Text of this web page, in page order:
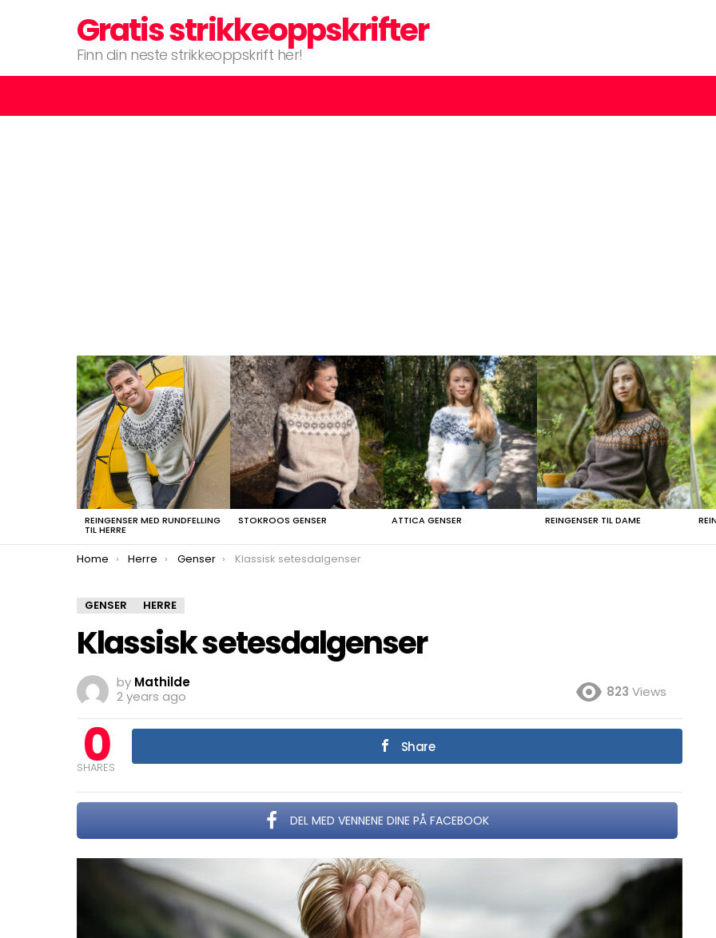
Gratis strikkeoppskrifter
Finn din neste strikkeoppskrift her!
LATEST
STORIES
REINGENSER MED RUNDFELLING
TIL HERRE
STOKROOS GENSER ATTICA GENSER REINGENSER TIL DAME
You are here:
Home Herre Genser Klassisk setesdalgenser
GENSER HERRE
Klassisk setesdalgenser
by Mathilde
2 years ago
823 Views
0
SHARES
Share
DEL MED VENNENE DINE PÅ FACEBOOK